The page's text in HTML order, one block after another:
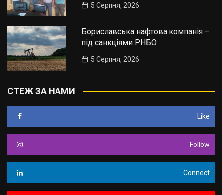
5 Серпня, 2026
Бориславська нафтова компанія –
під санкціями РНБО
5 Серпня, 2026
СТЕЖ ЗА НАМИ
Like
Follow
Connect